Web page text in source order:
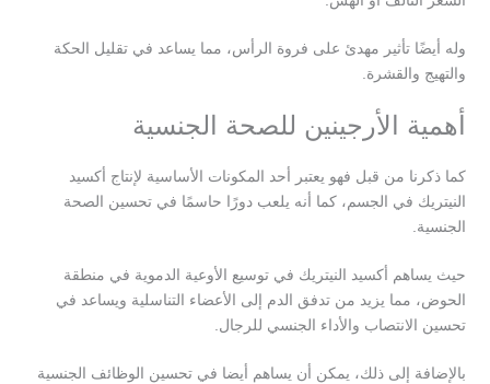
وله أيضًا تأثير مهدئ على فروة الرأس، مما يساعد في تقليل الحكة
والتهيج والقشرة.
أهمية الأرجينين للصحة الجنسية
كما ذكرنا من قبل فهو يعتبر أحد المكونات الأساسية لإنتاج أكسيد
النيتريك في الجسم، كما أنه يلعب دورًا حاسمًا في تحسين الصحة
الجنسية.
حيث يساهم أكسيد النيتريك في توسيع الأوعية الدموية في منطقة
الحوض، مما يزيد من تدفق الدم إلى الأعضاء التناسلية ويساعد في
تحسين الانتصاب والأداء الجنسي للرجال.
بالإضافة إلى ذلك، يمكن أن يساهم أيضا في تحسين الوظائف الجنسية